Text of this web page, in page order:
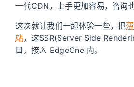
一代CDN，上手更加容易，咨询
这次就让我们一起体验一些，把
站，这SSR(Server Side
目，接入 EdgeOne 内。